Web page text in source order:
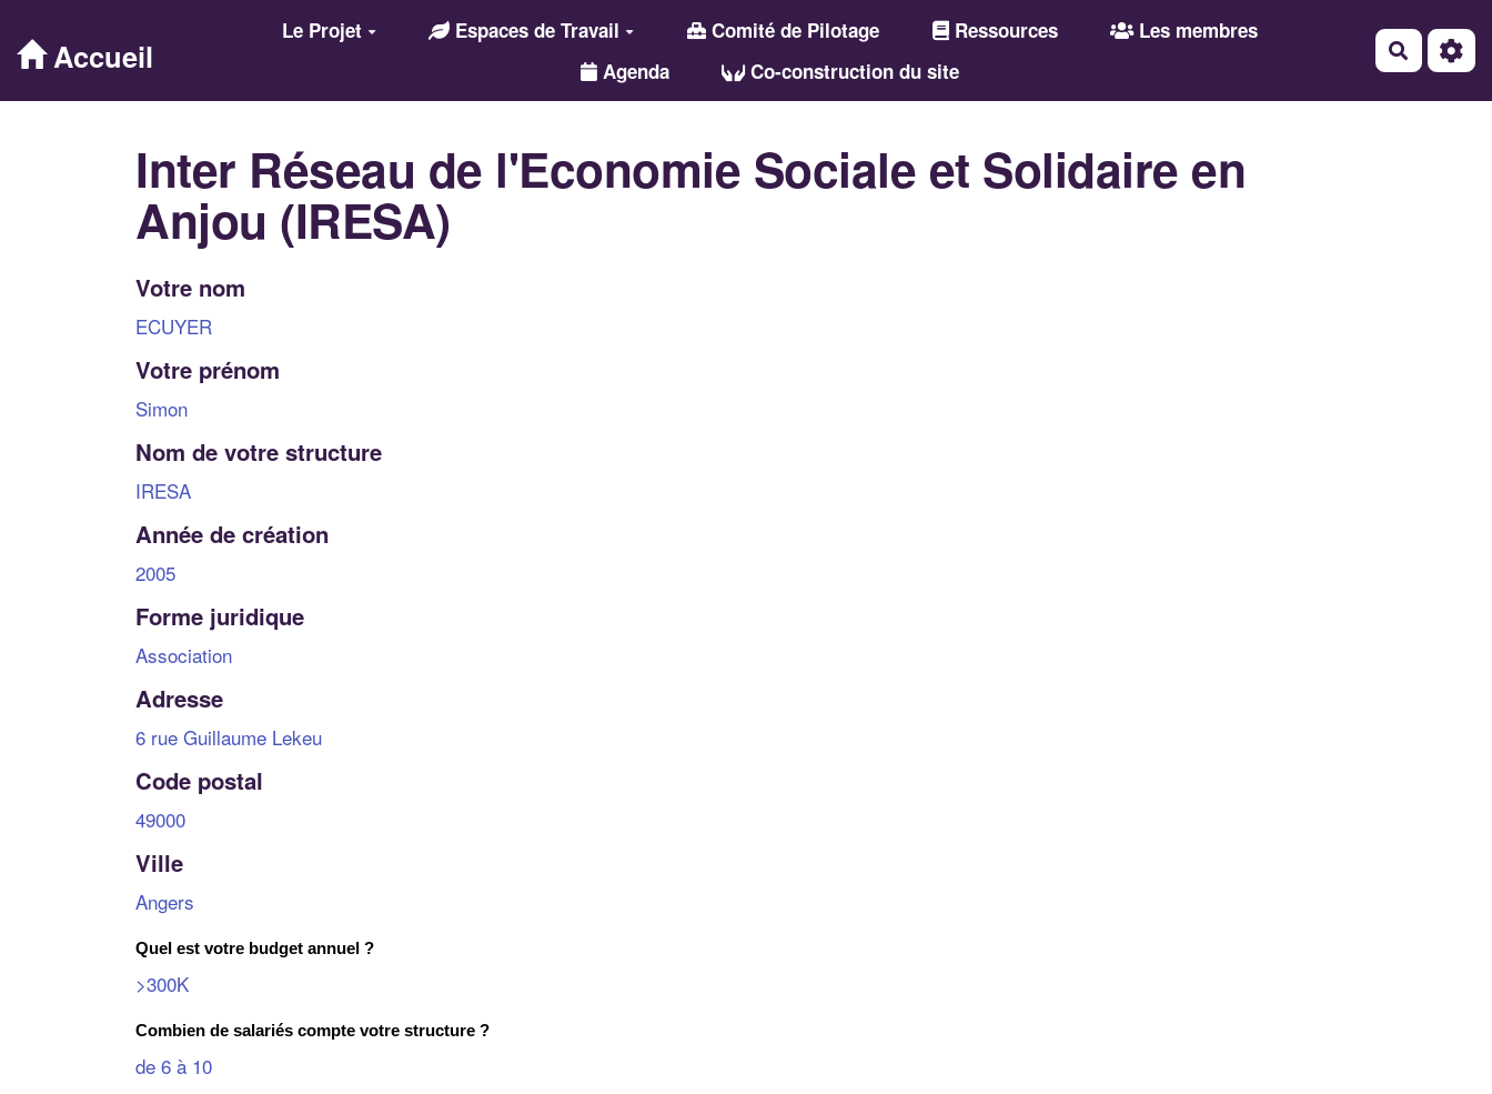
Accueil
Le Projet Espaces de Travail Comité de Pilotage Ressources
Les membres
Agenda
Co-construction du site
Inter Réseau de l'Economie Sociale et Solidaire en
Anjou (IRESA)
Votre nom
ECUYER
Votre prénom
Simon
Nom de votre structure
IRESA
Année de création
2005
Forme juridique
Association
Adresse
6 rue Guillaume Lekeu
Code postal
49000
Ville
Angers
Quel est votre budget annuel ?
>300K
Combien de salariés compte votre structure ?
de 6 à 10